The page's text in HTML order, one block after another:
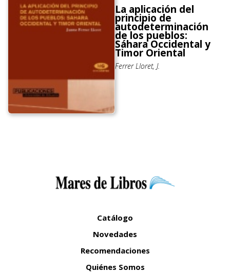
La aplicación del
principio de
autodeterminación
de los pueblos:
Sáhara Occidental y
Timor Oriental
Ferrer Lloret, J.
Catálogo
Novedades
Recomendaciones
Quiénes Somos